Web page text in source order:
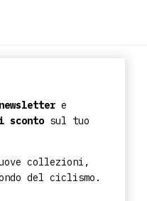
newslettere
scontosul tuo
collezioni,
del ciclismo.